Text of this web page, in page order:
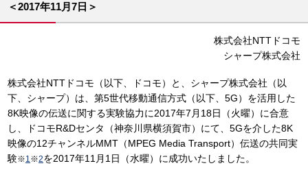
＜2017年11月7日＞
株式会社NTTドコモ
シャープ株式会社
株式会社NTTドコモ（以下、ドコモ）と、シャープ株式会社（以
下、シャープ）は、第5世代移動通信方式（以下、5G）を活用した
8K映像の伝送に関する実験協力に2017年7月18日（火曜）に合意
し、ドコモR&Dセンタ（神奈川県横須賀市）にて、5Gを介した8K
映像の12チャンネルMMT（MPEG Media Transport）伝送の共同実
験※1※2を2017年11月1日（水曜）に成功いたしました。